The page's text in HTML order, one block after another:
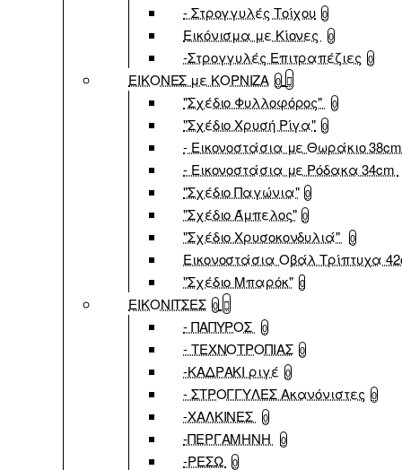
- Στρογγυλές Τοίχου 0
Εικόνισμα με Κίονες 0
-Στρογγυλές Επιτραπέζιες 0
ΕΙΚΟΝΕΣ με ΚΟΡΝΙΖΑ 0
"Σχέδιο Φυλλοφόρος" 0
"Σχέδιο Χρυσή Ρίγα" 0
- Εικονοστάσια με Θωράκιο
- Εικονοστάσια με Ρόδακα 34cm
"Σχέδιο Παγώνια" 0
"Σχέδιο Άμπελος" 0
"Σχέδιο Χρυσοκονδυλιά" 0
Εικονοστάσια Οβάλ Τρίπτυχα
"Σχέδιο Μπαρόκ" 0
ΕΙΚΟΝΙΤΣΕΣ 0
- ΠΑΠΥΡΟΣ 0
- ΤΕΧΝΟΤΡΟΠΙΑΣ 0
-ΚΑΔΡΑΚΙ ριγέ 0
- ΣΤΡΟΓΓΥΛΕΣ Ακανόνιστες 0
-ΧΑΛΚΙΝΕΣ 0
-ΠΕΡΓΑΜΗΝΗ 0
-ΡΕΣΩ 0